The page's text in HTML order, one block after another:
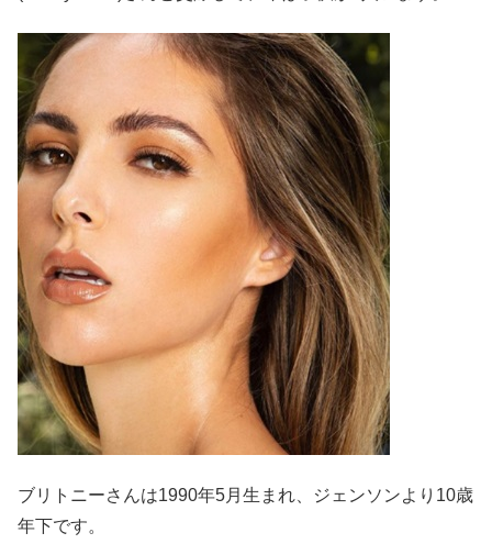
ブリトニーさんは1990年5月生まれ、ジェンソンより10歳
年下です。